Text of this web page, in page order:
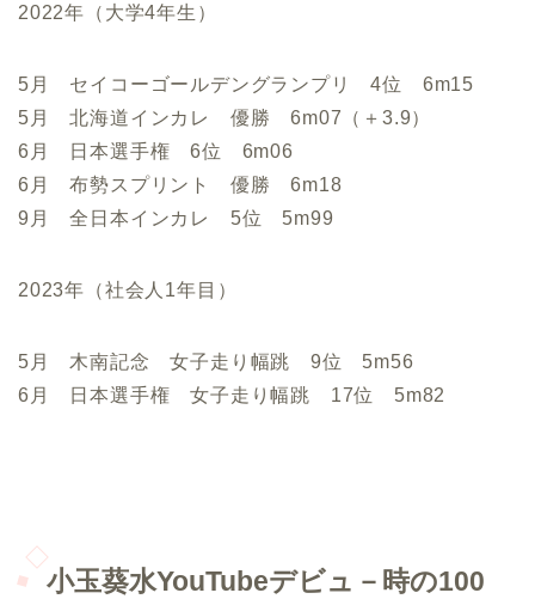
2022年（大学4年生）
5月 セイコーゴールデングランプリ 4位 6m15
5月 北海道インカレ 優勝 6m07（＋3.9）
6月 日本選手権 6位 6m06
6月 布勢スプリント 優勝 6m18
9月 全日本インカレ 5位 5m99
2023年（社会人1年目）
5月 木南記念 女子走り幅跳 9位 5m56
6月 日本選手権 女子走り幅跳 17位 5m82
小玉葵水YouTubeデビュ－時の100